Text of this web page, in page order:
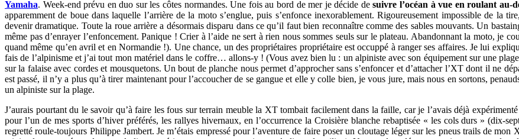
Yamaha. Week-end prévu en duo sur les côtes normandes. Une fois au bord de mer je décide desuivre l’océan à vue en roulant au-
apparemment de boue dans laquelle l’arrière de la moto s’englue, puis s’enfonce inexorablement. Rigoureusement impossible de la
devenir dramatique. Toute la roue arrière a désormais disparu dans ce qu’il faut bien reconnaître comme des sables mouvants. Un
même pas d’enrayer l’enfoncement. Panique ! Crier à l’aide ne sert à rien nous sommes seuls sur le plateau. Abandonnant la moto, je
quand même qu’en avril et en Normandie !). Une chance, un des propriétaires propriétaire est occuppé à ranger ses affaires. Je lui
fais de l’alpinisme et j’ai tout mon matériel dans le coffre… allons-y ! (Vous avez bien lu : un alpiniste avec son équipement sur une
sur la falaise avec cordes et mousquetons. Un bout de planche nous permet d’approcher sans s’enfoncer et d’attacher l’XT dont il ne
est passé, il n’y a plus qu’à tirer maintenant pour l’accoucher de se gangue et elle y colle bien, je vous jure, mais nous en sortons,
un alpiniste sur la plage.
J’aurais pourtant du le savoir qu’à faire les fous sur terrain meuble la XT tombait facilement dans la faille, car je l’avais déjà
pour l’un de mes sports d’hiver préférés, les rallyes hivernaux, en l’occurrence la Croisière blanche rebaptisée « les cols durs » (dix-
regretté roule-toujours Philippe Jambert. Je m’étais empressé pour l’aventure de faire poser un cloutage léger sur les pneus trails de